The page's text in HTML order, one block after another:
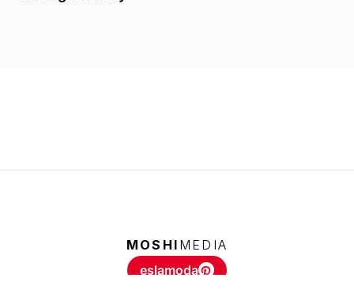
MOSHI MEDIA
eslamoda